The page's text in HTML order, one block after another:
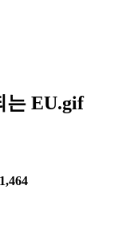
는 EU.gif